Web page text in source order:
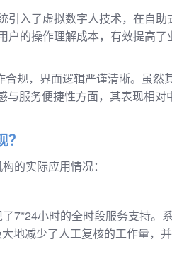
引入了虚拟数字人技术，在自助
户的操作理解成本，有效提高了
规，界面逻辑严谨清晰。虽然
与服务便捷性方面，其表现相对
的实际应用情况：
7*24小时的全时段服务支持。
地减少了人工复核的工作量，